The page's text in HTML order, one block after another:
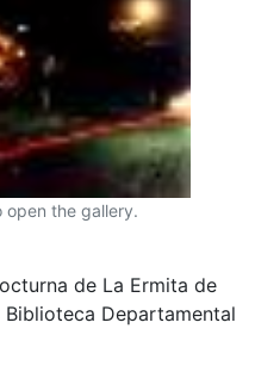
open the gallery.
de La Ermita de
Biblioteca Departamental